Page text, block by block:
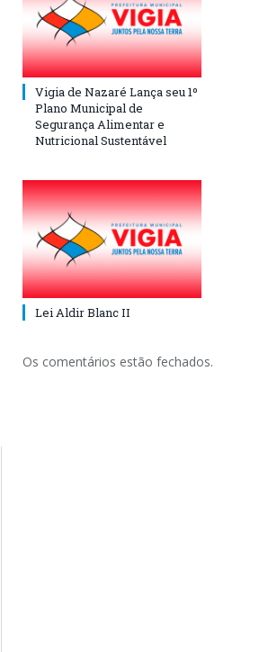
Vigia de Nazaré Lança seu 1º
Plano Municipal de
Segurança Alimentar e
Nutricional Sustentável
Lei Aldir Blanc II
Os comentários estão fechados.